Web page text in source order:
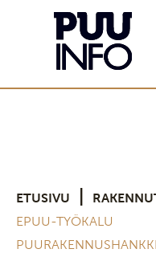
ETUSIVU
EPUU-TYÖKALU